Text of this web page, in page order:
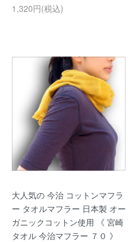
1,320円(税込)
大人気の 今治 コットンマフラ
ー タオルマフラー 日本製 オー
ガニックコットン使用 《 宮崎
タオル 今治マフラー ７０ 》